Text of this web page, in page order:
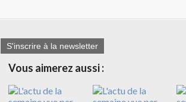
S'inscrire à la newsletter
Vous aimerez aussi :